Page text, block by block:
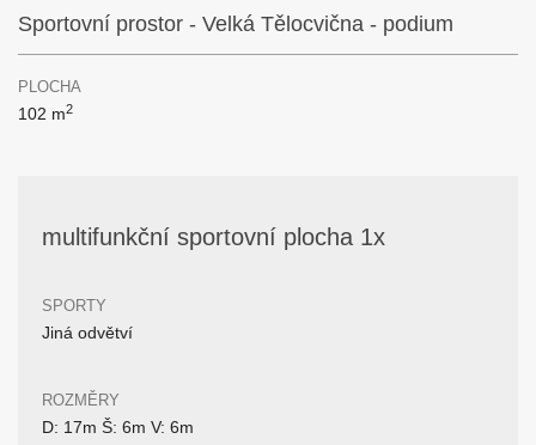
Sportovní prostor - Velká Tělocvična - podium
PLOCHA
102 m2
multifunkční sportovní plocha 1x
SPORTY
Jiná odvětví
ROZMĚRY
D: 17m Š: 6m V: 6m